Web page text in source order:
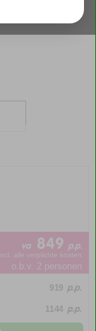
va 849 p.p.
*incl. alle verplichte kosten
o.b.v. 2 personen
919 p.p.
1144 p.p.